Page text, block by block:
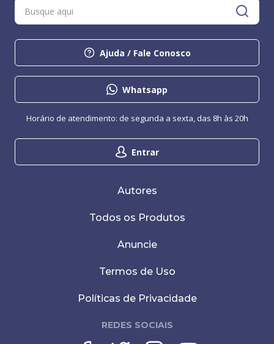
Ajuda / Fale Conosco
Whatsapp
Entrar
Horário de atendimento: de segunda a sexta, das 8h às 20h
Autores
Todos os Produtos
Anuncie
Termos de Uso
Políticas de Privacidade
REDES SOCIAIS